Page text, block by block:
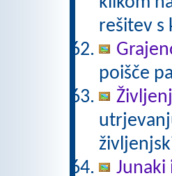
rešitev s
poišče
Junaki